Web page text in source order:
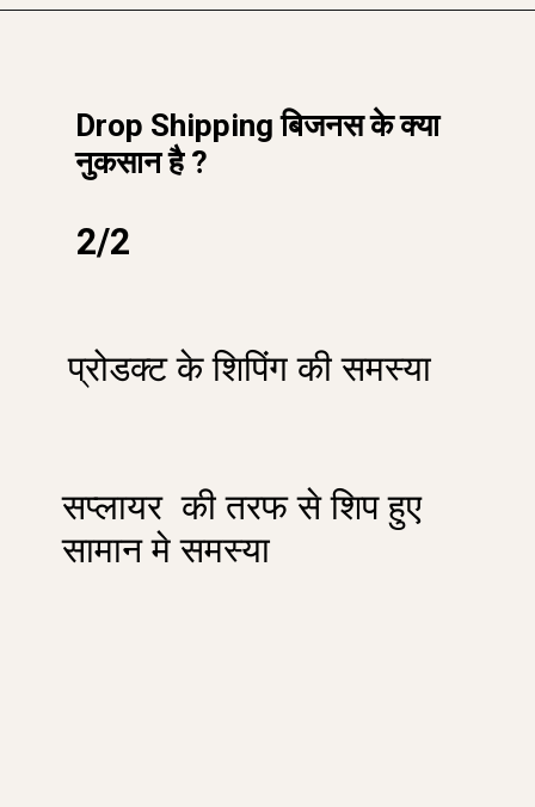
Drop Shipping बिजनस के क्या
नुकसान है ?
प्रोडक्ट के शिपिंग की समस्या
सप्लायर की तरफ से शिप हुए
सामान मे समस्या
2/2